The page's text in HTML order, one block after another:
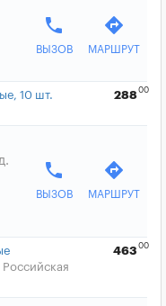
phone
ВЫЗОВ
directions
МАРШРУТ
10 шт.
28800
phone
ВЫЗОВ
directions
МАРШРУТ
463 00